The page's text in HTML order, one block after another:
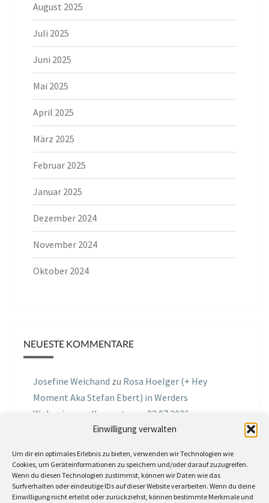
Einwilligung verwalten
Um dir ein optimales Erlebnis zu bieten, verwenden wir Technologien wie
Cookies, um Geräteinformationen zu speichern und/oder darauf zuzugreifen.
Wenn du diesen Technologien zustimmst, können wir Daten wie das
Surfverhalten oder eindeutige IDs auf dieser Website verarbeiten. Wenn du deine
Einwilligung nicht erteilst oder zurückziehst, können bestimmte Merkmale und
August 2025
Juli 2025
Juni 2025
Mai 2025
April 2025
März 2025
Februar 2025
Januar 2025
Dezember 2024
November 2024
Oktober 2024
NEUESTE KOMMENTARE
Josefine Weichand zu Rosa Hoelger (+ Hey
Moment Aka Stefan Ebert) in Werders
Wohnzimmer Konzerte am 03.07.2026
Podcast Nr.01 vom 08.09.2025 mit Joe Astray
MIRI IN THE GREENzuMiri in the Green in der
Hemingway Lounge, am 30.05.2026